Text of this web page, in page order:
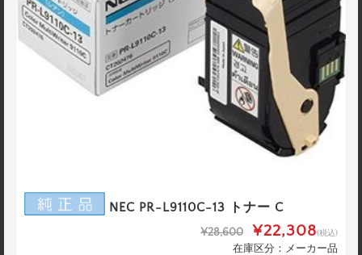
NEC PR-L9110C-13 トナー C
¥28,600 ¥22,308(税込)
在庫区分：メーカー品